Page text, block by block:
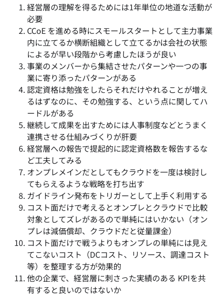
経営層の理解を得るためには1年単位の地道な活動が
必要
CCoE を進める時にスモールスタートとして主力事業
内に立てるか横断組織として立てるかは会社の状態
によるが早い段階から考慮したほうが良い
事業のメンバーから集結させたパターンや一つの事
業に寄り添ったパターンがある
認定資格は勉強をしたらそれだけやれることが増え
るはずなのに、その勉強する、という点に関してハ
ードルがある
継続して成果を出すためには人事制度などとうまく
連携させる仕組みづくりが肝要
経営層への報告で提起的に認定資格数を報告するな
ど工夫してみる
オンプレメインだとしてもクラウドを一度は検討し
てもらえるような戦略を打ち出す
ガイドライン発布をトリガーとして上手く利用する
コスト面だけで考えるとオンプレとクラウドで比較
対象としてズレがあるので単純にはいかない（オン
プレは減価償却、クラウドだと従量課金）
コスト面だけで戦うよりもオンプレの単純には見え
てこないコスト（DCコスト、リソース、調達コスト
等）を整理する方が効果的
他の企業で、経営層に刺さった実績のある KPIを共
有すると良いのではないか